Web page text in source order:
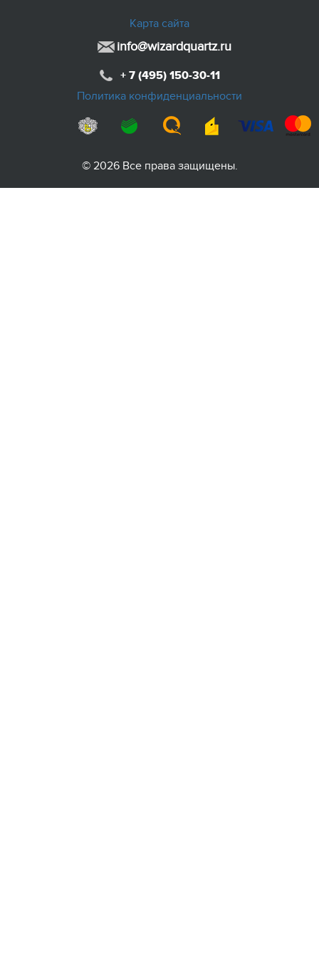
Карта сайта
info@wizardquartz.ru
+ 7 (495) 150-30-11
Политика конфиденциальности
© 2026 Все права защищены.